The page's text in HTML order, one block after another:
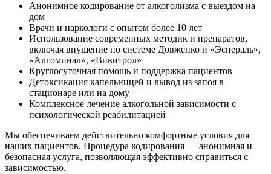
Анонимное кодирование от алкоголизма с выездом на
дом
Врачи и наркологи с опытом более 10 лет
Использование современных методик и препаратов,
включая внушение по системе Довженко и «Эспераль»,
«Алгоминал», «Вивитрол»
Круглосуточная помощь и поддержка пациентов
Детоксикация капельницей и вывод из запоя в
стационаре или на дому
Комплексное лечение алкогольной зависимости с
психологической реабилитацией
Мы обеспечиваем действительно комфортные условия для
наших пациентов. Процедура кодирования — анонимная и
безопасная услуга, позволяющая эффективно справиться с
зависимостью.